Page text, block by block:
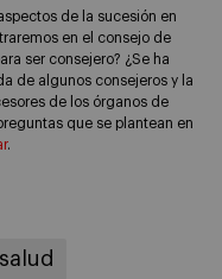
de la sucesión en
en el consejo de
ser consejero? ¿Se ha
de algunos consejeros y la
de los órganos de
que se plantean en
.
salud